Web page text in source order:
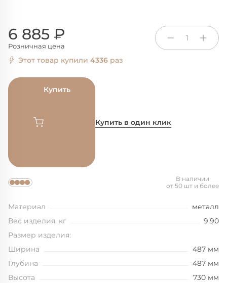
6 885 ₽
Розничная цена
1
Этот товар купили 4336 раз
Купить
Купить в один клик
В наличии
от 50 шт и более
Материал
металл
Вес изделия, кг
9.90
Размер изделия:
Ширина
487 мм
Глубина
487 мм
Высота
730 мм